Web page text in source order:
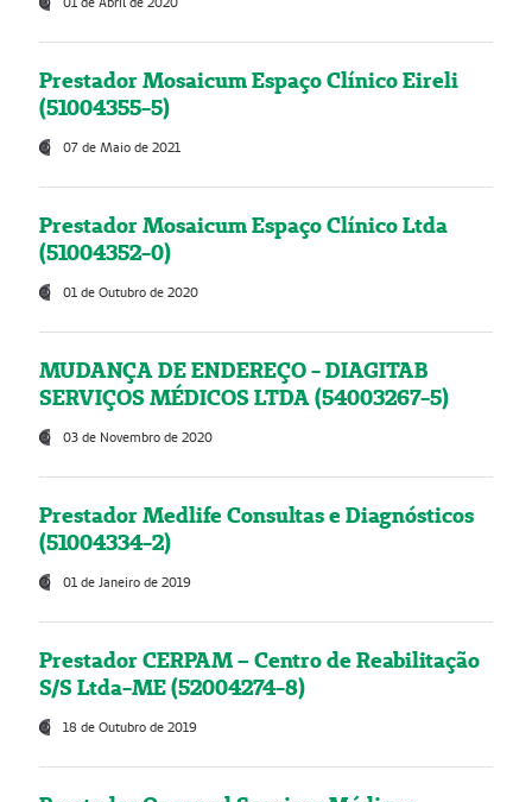
Prestador Mosaicum Espaço Clínico Eireli
(51004355-5)
07 de Maio de 2021
Prestador Mosaicum Espaço Clínico Ltda
(51004352-0)
01 de Outubro de 2020
MUDANÇA DE ENDEREÇO - DIAGITAB
SERVIÇOS MÉDICOS LTDA (54003267-5)
03 de Novembro de 2020
Prestador Medlife Consultas e Diagnósticos
(51004334-2)
01 de Janeiro de 2019
Prestador CERPAM – Centro de Reabilitação
S/S Ltda-ME (52004274-8)
18 de Outubro de 2019